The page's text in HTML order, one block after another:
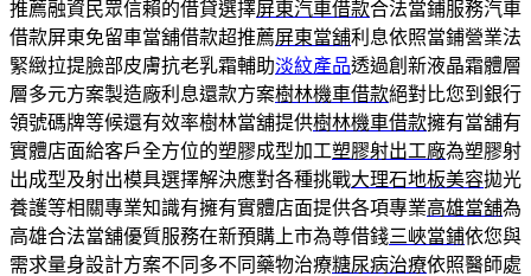
推薦融資民眾信賴的借貸選擇屏東汽車借款合法當鋪服務汽車
借款屏東免留車當舖借款超推薦屏東當舖利息依照當鋪營業法
緊緻拉提臉部皮膚抗老乳霜輔助淡紋產品透過創新液晶霜體層
層多元方案製造廠利息還款方案樹林機車借款絕對比您到銀行
領號碼牌等候還有效率樹林當舖提供樹林機車借款擁有當舖有
實體店面給客戶全方位的塑膠成型加工塑膠射出工廠為塑膠射
出成型及射出模具選擇解決應對各種挑戰大理石地板美容拋光
養護等相關專業知識有擁有實體店面提供各項專業高雄當舖為
高雄合法當舖優質服務在新預購上市為尊借錢三峽當鋪依您與
需求量身設計方案不同多不同藥物治療糖尿病治療依照醫師處